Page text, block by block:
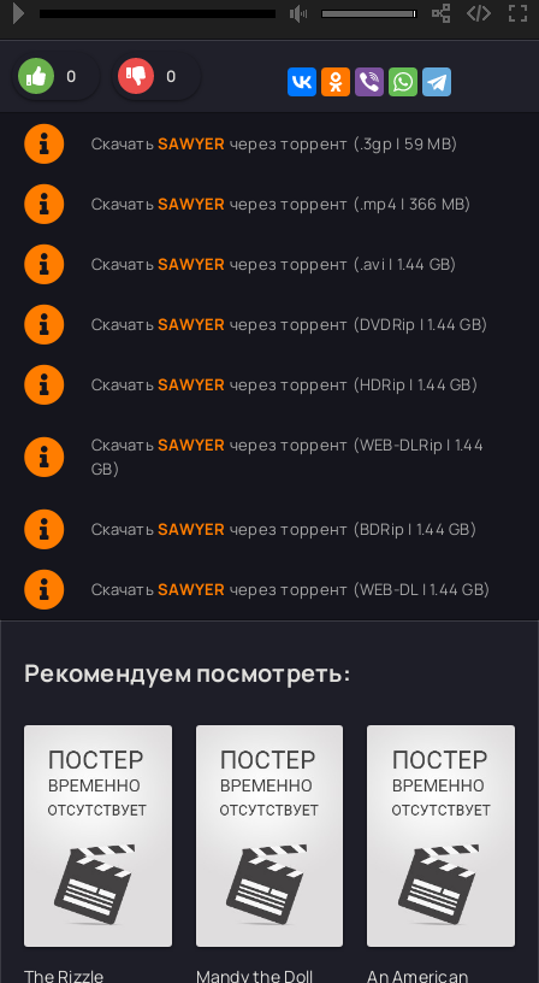
0 0
СкачатьSAWYER через торрент (.3gp | 59 MB)
СкачатьSAWYER через торрент (.mp4 | 366 MB)
СкачатьSAWYER через торрент (.avi | 1.44 GB)
СкачатьSAWYER через торрент (DVDRip | 1.44 GB)
СкачатьSAWYER через торрент (HDRip | 1.44 GB)
СкачатьSAWYER через торрент (WEB-DLRip | 1.44
GB)
СкачатьSAWYER через торрент (BDRip | 1.44 GB)
СкачатьSAWYER через торрент (WEB-DL | 1.44 GB)
Рекомендуем посмотреть:
The Rizzle Mandy the Doll An American